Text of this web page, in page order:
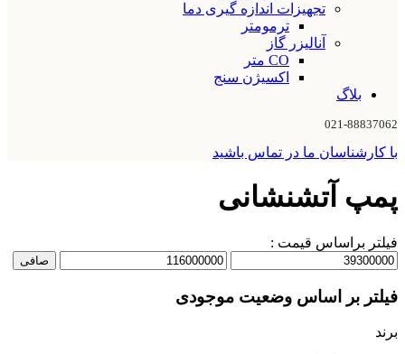
تجهیزات اندازه گیری دما
ترمومتر
آنالیزر گاز
CO متر
اکسیژن سنج
بلاگ
021-88837062
با کارشناسان ما در تماس باشید
پمپ آتشنشانی
فیلتر براساس قیمت :
حداقل
حداكثر
صافی
فیلتر بر اساس وضعیت موجودی
برند